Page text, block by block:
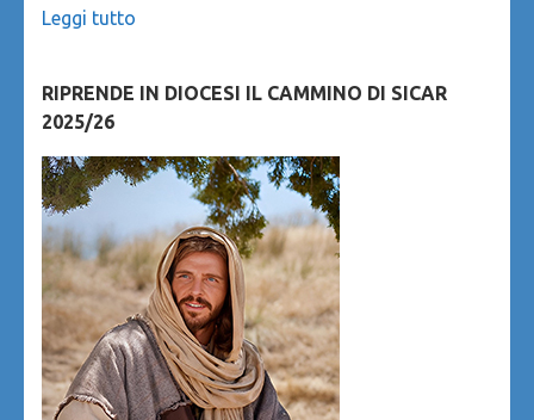
Leggi tutto
RIPRENDE IN DIOCESI IL CAMMINO DI SICAR
2025/26